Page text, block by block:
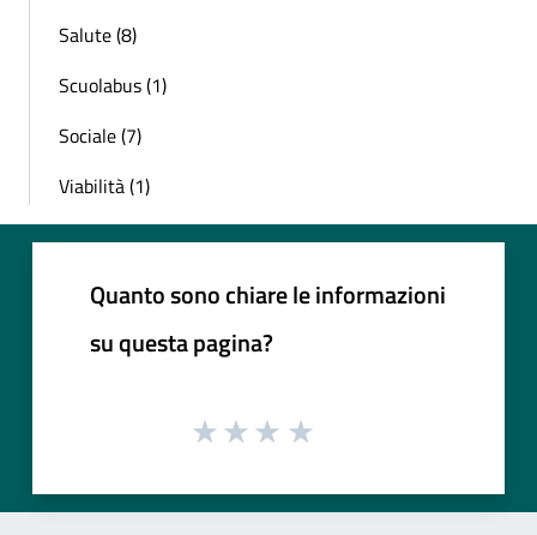
Salute (8)
Scuolabus (1)
Sociale (7)
Viabilità (1)
Quanto sono chiare le informazioni
su questa pagina?